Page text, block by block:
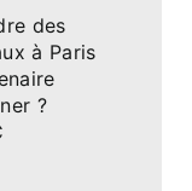
des
à Paris
?